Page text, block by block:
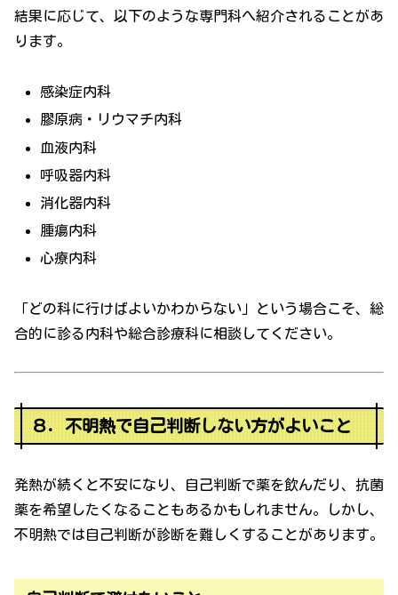
結果に応じて、以下のような専門科へ紹介されることがあ
ります。
感染症内科
膠原病・リウマチ内科
血液内科
呼吸器内科
消化器内科
腫瘍内科
心療内科
「どの科に行けばよいかわからない」という場合こそ、総
合的に診る内科や総合診療科に相談してください。
８．不明熱で自己判断しない方がよいこと
発熱が続くと不安になり、自己判断で薬を飲んだり、抗菌
薬を希望したくなることもあるかもしれません。しかし、
不明熱では自己判断が診断を難しくすることがあります。